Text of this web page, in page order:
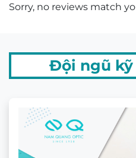
Sorry, no reviews match
Đội ngũ